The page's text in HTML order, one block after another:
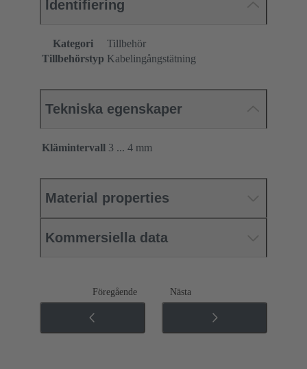
Identifiering
Kategori
Tillbehör
Tillbehörstyp Kabelingångstätning
Tekniska egenskaper
Klämintervall 3 ... 4 mm
Material properties
Kommersiella data
Föregående Nästa